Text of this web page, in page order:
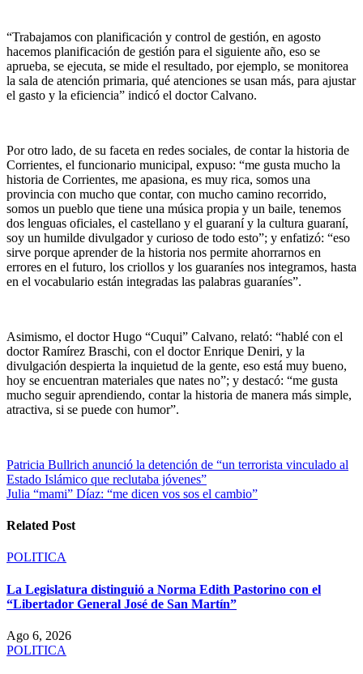
“Trabajamos con planificación y control de gestión, en agosto
hacemos planificación de gestión para el siguiente año, eso se
aprueba, se ejecuta, se mide el resultado, por ejemplo, se monitorea
la sala de atención primaria, qué atenciones se usan más, para ajustar
el gasto y la eficiencia” indicó el doctor Calvano.
Por otro lado, de su faceta en redes sociales, de contar la historia de
Corrientes, el funcionario municipal, expuso: “me gusta mucho la
historia de Corrientes, me apasiona, es muy rica, somos una
provincia con mucho que contar, con mucho camino recorrido,
somos un pueblo que tiene una música propia y un baile, tenemos
dos lenguas oficiales, el castellano y el guaraní y la cultura guaraní,
soy un humilde divulgador y curioso de todo esto”; y enfatizó: “eso
sirve porque aprender de la historia nos permite ahorrarnos en
errores en el futuro, los criollos y los guaraníes nos integramos, hasta
en el vocabulario están integradas las palabras guaraníes”.
Asimismo, el doctor Hugo “Cuqui” Calvano, relató: “hablé con el
doctor Ramírez Braschi, con el doctor Enrique Deniri, y la
divulgación despierta la inquietud de la gente, eso está muy bueno,
hoy se encuentran materiales que nates no”; y destacó: “me gusta
mucho seguir aprendiendo, contar la historia de manera más simple,
atractiva, si se puede con humor”.
Navegación
de
Patricia Bullrich anunció la detención de “un terrorista vinculado al
Estado Islámico que reclutaba jóvenes”
Julia “mami” Díaz: “me dicen vos sos el cambio”
Related Post
POLITICA
La Legislatura distinguió a Norma Edith Pastorino con el
“Libertador General José de San Martín”
Ago 6, 2026
POLITICA